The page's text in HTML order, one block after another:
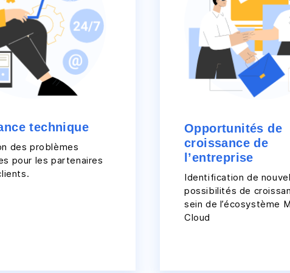
technique
des problèmes
pour les partenaires
Opportunités de
croissance de
l’entreprise
Identification de
possibilités de
sein de l’écosystème
Cloud